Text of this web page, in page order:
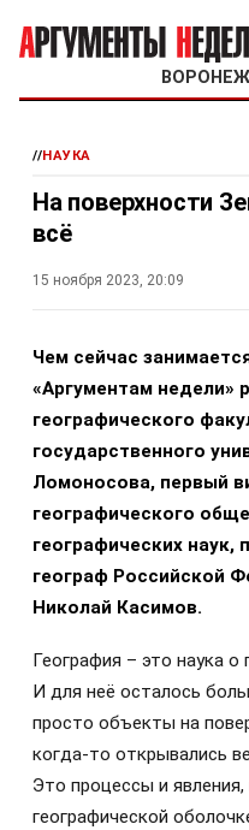
ВОРОНЕЖ
//НАУКА
На поверхности
всё
15 ноября 2023, 20:09
Чем сейчас
«Аргументам недели»
географического
государственного
Ломоносова, первый
географического
географических
географ Российской
Николай Касимов.
География – это наука о
И для неё осталось
просто объекты на
когда-то открывались
Это процессы и
географической